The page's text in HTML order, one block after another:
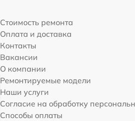
Стоимость ремонта
Оплата и доставка
Контакты
Вакансии
О компании
Ремонтируемые модели
Наши услуги
Согласие на обработку
Способы оплаты